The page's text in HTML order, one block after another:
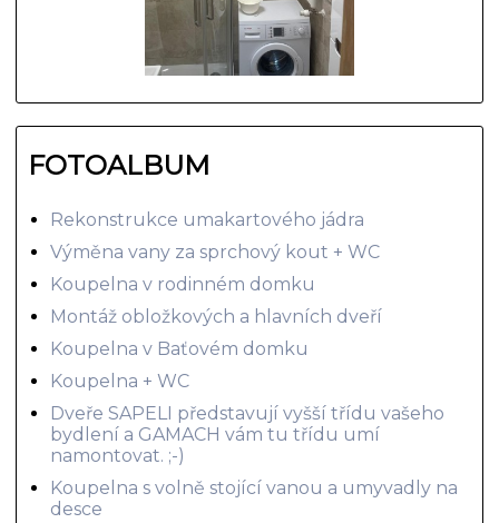
FOTOALBUM
Rekonstrukce umakartového jádra
Výměna vany za sprchový kout + WC
Koupelna v rodinném domku
Montáž obložkových a hlavních dveří
Koupelna v Baťovém domku
Koupelna + WC
Dveře SAPELI představují vyšší třídu vašeho
bydlení a GAMACH vám tu třídu umí
namontovat. ;-)
Koupelna s volně stojící vanou a umyvadly na
desce